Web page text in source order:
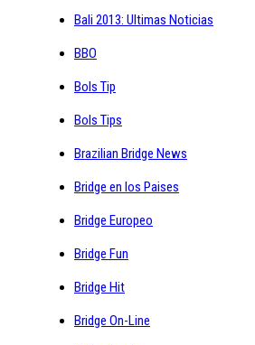
Bali 2013: Ultimas Noticias
BBO
Bols Tip
Bols Tips
Brazilian Bridge News
Bridge en los Paises
Bridge Europeo
Bridge Fun
Bridge Hit
Bridge On-Line